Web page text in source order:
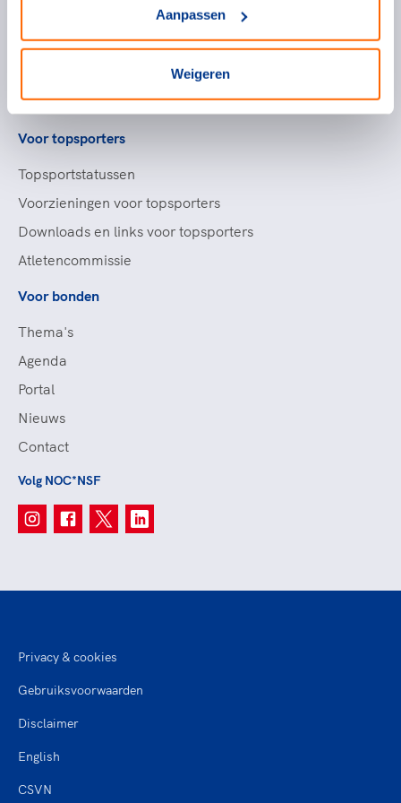
Aanpassen
Weigeren
Werken bij NOC*NSF
Nieuws
Voor topsporters
Topsportstatussen
Voorzieningen voor topsporters
Downloads en links voor topsporters
Atletencommissie
Voor bonden
Thema's
Agenda
Portal
Nieuws
Contact
Volg NOC*NSF
Privacy & cookies
Gebruiksvoorwaarden
Disclaimer
English
CSVN